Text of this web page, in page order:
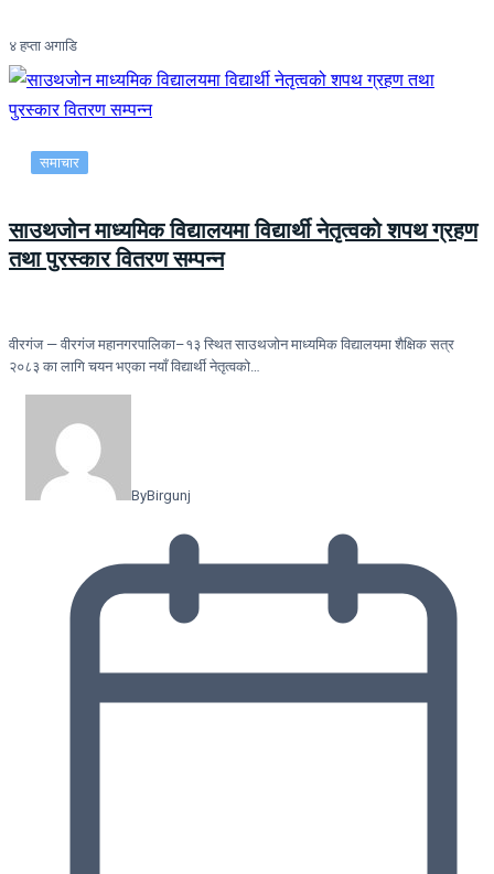
४ हप्ता अगाडि
समाचार
साउथजोन माध्यमिक विद्यालयमा विद्यार्थी नेतृत्वको शपथ ग्रहण
तथा पुरस्कार वितरण सम्पन्न
वीरगंज — वीरगंज महानगरपालिका–१३ स्थित साउथजोन माध्यमिक विद्यालयमा शैक्षिक सत्र
२०८३ का लागि चयन भएका नयाँ विद्यार्थी नेतृत्वको…
ByBirgunj